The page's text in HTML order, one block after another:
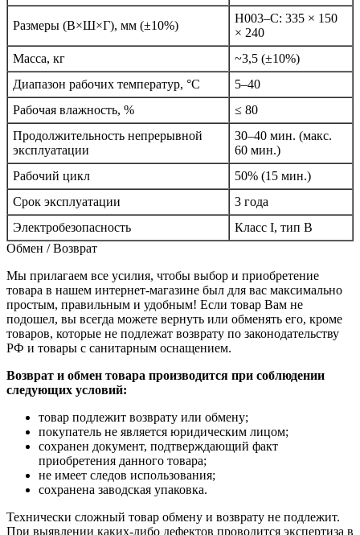
Размеры (В×Ш×Г), мм (±10%)
Н003–C: 335 × 150
× 240
Масса, кг
~3,5 (±10%)
Диапазон рабочих температур, °C
5–40
Рабочая влажность, %
≤ 80
Продолжительность непрерывной
эксплуатации
30–40 мин. (макс.
60 мин.)
Рабочий цикл
50% (15 мин.)
Срок эксплуатации
3 года
Электробезопасность
Класс I, тип B
Обмен / Возврат
Мы прилагаем все усилия, чтобы выбор и приобретение
товара в нашем интернет-магазине был для вас максимально
простым, правильным и удобным! Если товар Вам не
подошел, вы всегда можете вернуть или обменять его, кроме
товаров, которые не подлежат возврату по законодательству
РФ и товары с санитарным оснащением.
Возврат и обмен товара производится при соблюдении
следующих условий:
товар подлежит возврату или обмену;
покупатель не является юридическим лицом;
сохранен документ, подтверждающий факт
приобретения данного товара;
не имеет следов использования;
сохранена заводская упаковка.
Технически сложный товар обмену и возврату не подлежит.
При выявлении каких-либо дефектов проводится экспертиза в